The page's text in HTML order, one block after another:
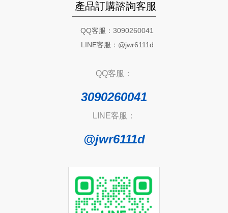
產品訂購諮詢客服
QQ客服：3090260041
LINE客服：@jwr6111d
QQ客服：
3090260041
LINE客服：
@jwr6111d